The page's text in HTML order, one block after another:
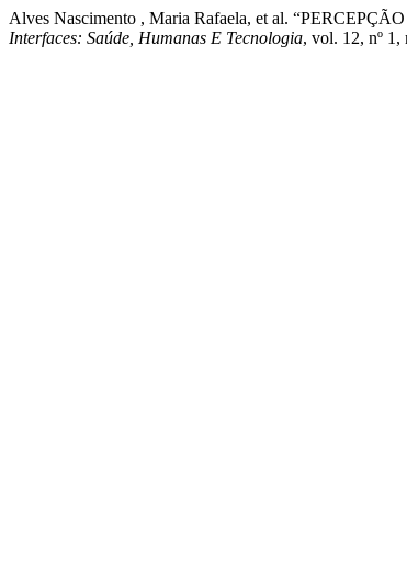
Alves Nascimento , Maria Rafaela, et al.
Interfaces: Saúde, Humanas E Tecnologia, vol. 12, nº